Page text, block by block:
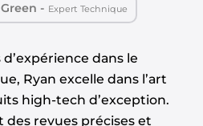
- Expert Technique
dans le
Ryan excelle dans l’art
high-tech d’exception.
revues précises et